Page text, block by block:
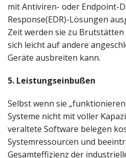
mit Antiviren- oder Endpoint-
Response(EDR)-Lösungen
Zeit werden sie zu
sich leicht auf andere
Geräte ausbreiten kann.
5. Leistungseinbußen
Selbst wenn sie
Systeme nicht mit voller
veraltete Software belegen
Systemressourcen und
Gesamteffizienz der